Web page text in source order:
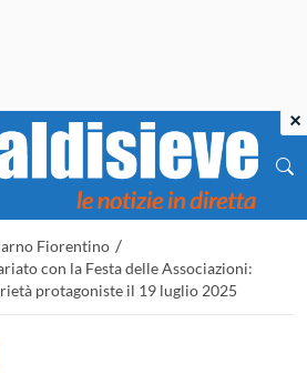
Fiorentino /
con la Festa delle Associazioni:
protagoniste il 19 luglio 2025
×